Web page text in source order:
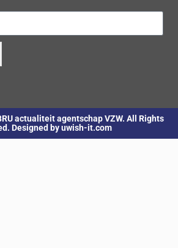
actualiteit agentschap VZW. All Rights
Designed by uwish-it.com